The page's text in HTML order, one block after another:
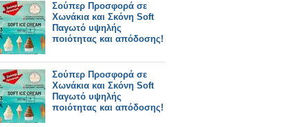
Σούπερ Προσφορά σε
Χωνάκια και Σκόνη Soft
Παγωτό υψηλής
ποιότητας και απόδοσης!
Σούπερ Προσφορά σε
Χωνάκια και Σκόνη Soft
Παγωτό υψηλής
ποιότητας και απόδοσης!